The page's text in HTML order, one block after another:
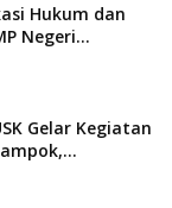
Hukum dan
Negeri...
Gelar Kegiatan